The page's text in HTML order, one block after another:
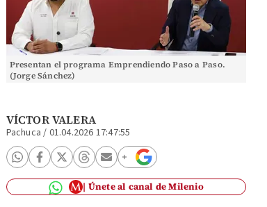
Presentan el programa Emprendiendo Paso a Paso.
(Jorge Sánchez)
VÍCTOR VALERA
Pachuca / 01.04.2026 17:47:55
Únete al canal de Milenio